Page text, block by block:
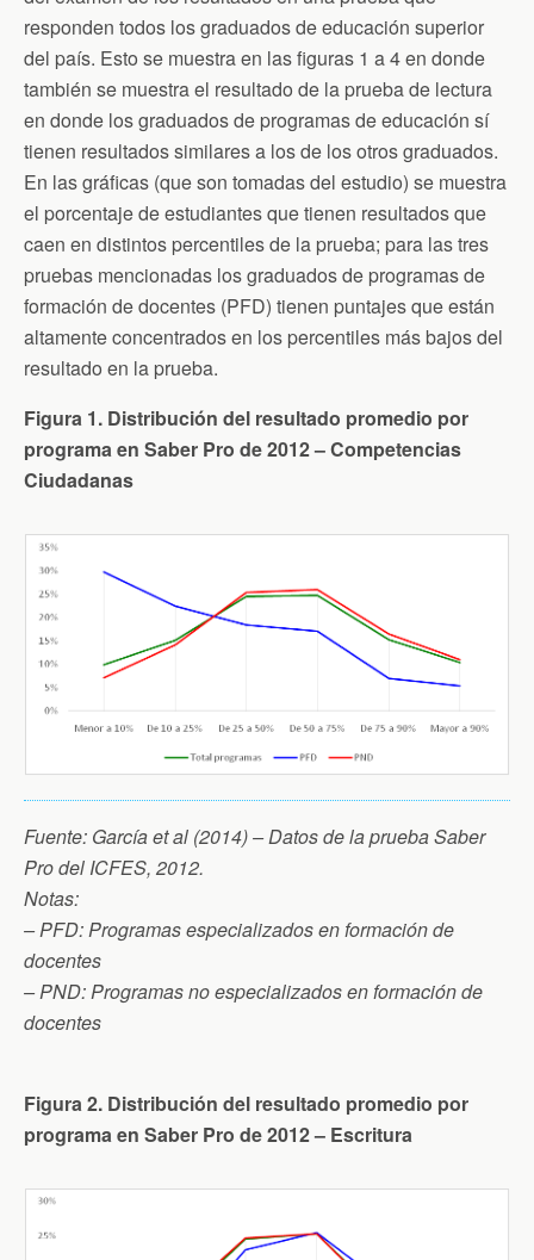
responden todos los graduados de educación superior
del país. Esto se muestra en las figuras 1 a 4 en donde
también se muestra el resultado de la prueba de lectura
en donde los graduados de programas de educación sí
tienen resultados similares a los de los otros graduados.
En las gráficas (que son tomadas del estudio) se muestra
el porcentaje de estudiantes que tienen resultados que
caen en distintos percentiles de la prueba; para las tres
pruebas mencionadas los graduados de programas de
formación de docentes (PFD) tienen puntajes que están
altamente concentrados en los percentiles más bajos del
resultado en la prueba.
Figura 1. Distribución del resultado promedio por
programa en Saber Pro de 2012 – Competencias
Ciudadanas
Fuente: García et al (2014) – Datos de la prueba Saber
Pro del ICFES, 2012.
Notas:
– PFD: Programas especializados en formación de
docentes
– PND: Programas no especializados en formación de
docentes
Figura 2. Distribución del resultado promedio por
programa en Saber Pro de 2012 – Escritura